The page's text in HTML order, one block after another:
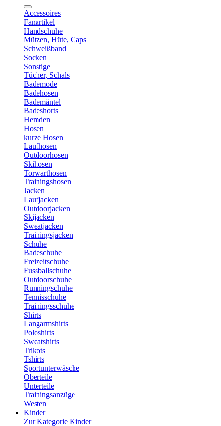
Accessoires
Fanartikel
Handschuhe
Mützen, Hüte, Caps
Schweißband
Socken
Sonstige
Tücher, Schals
Bademode
Badehosen
Bademäntel
Badeshorts
Hemden
Hosen
kurze Hosen
Laufhosen
Outdoorhosen
Skihosen
Torwarthosen
Trainingshosen
Jacken
Laufjacken
Outdoorjacken
Skijacken
Sweatjacken
Trainingsjacken
Schuhe
Badeschuhe
Freizeitschuhe
Fussballschuhe
Outdoorschuhe
Runningschuhe
Tennisschuhe
Trainingsschuhe
Shirts
Langarmshirts
Poloshirts
Sweatshirts
Trikots
Tshirts
Sportunterwäsche
Oberteile
Unterteile
Trainingsanzüge
Westen
Kinder
Zur Kategorie Kinder